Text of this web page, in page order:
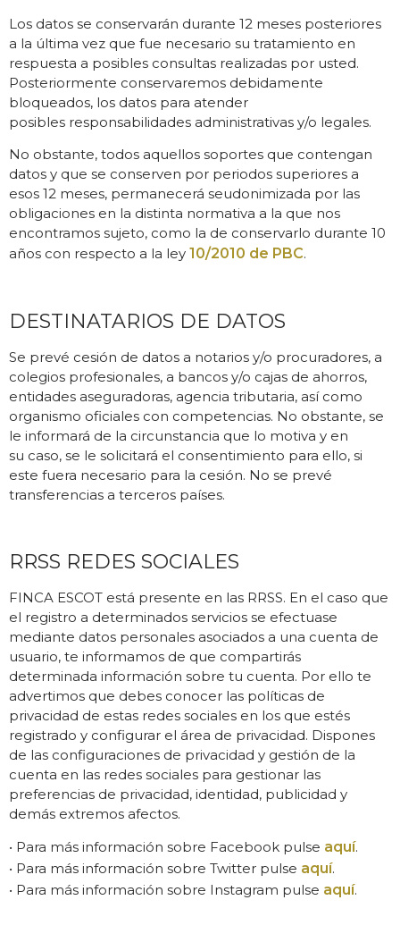
Los datos se conservarán durante 12 meses posteriores
a la última vez que fue necesario su tratamiento en
respuesta a posibles consultas realizadas por usted.
Posteriormente conservaremos debidamente
bloqueados, los datos para atender
posibles responsabilidades administrativas y/o legales.
No obstante, todos aquellos soportes que contengan
datos y que se conserven por periodos superiores a
esos 12 meses, permanecerá seudonimizada por las
obligaciones en la distinta normativa a la que nos
encontramos sujeto, como la de conservarlo durante 10
años con respecto a la ley 10/2010 de PBC.
DESTINATARIOS DE DATOS
Se prevé cesión de datos a notarios y/o procuradores, a
colegios profesionales, a bancos y/o cajas de ahorros,
entidades aseguradoras, agencia tributaria, así como
organismo oficiales con competencias. No obstante, se
le informará de la circunstancia que lo motiva y en
su caso, se le solicitará el consentimiento para ello, si
este fuera necesario para la cesión. No se prevé
transferencias a terceros países.
RRSS REDES SOCIALES
FINCA ESCOT está presente en las RRSS. En el caso que
el registro a determinados servicios se efectuase
mediante datos personales asociados a una cuenta de
usuario, te informamos de que compartirás
determinada información sobre tu cuenta. Por ello te
advertimos que debes conocer las políticas de
privacidad de estas redes sociales en los que estés
registrado y configurar el área de privacidad. Dispones
de las configuraciones de privacidad y gestión de la
cuenta en las redes sociales para gestionar las
preferencias de privacidad, identidad, publicidad y
demás extremos afectos.
• Para más información sobre Facebook pulse aquí.
• Para más información sobre Twitter pulse aquí.
• Para más información sobre Instagram pulse aquí.